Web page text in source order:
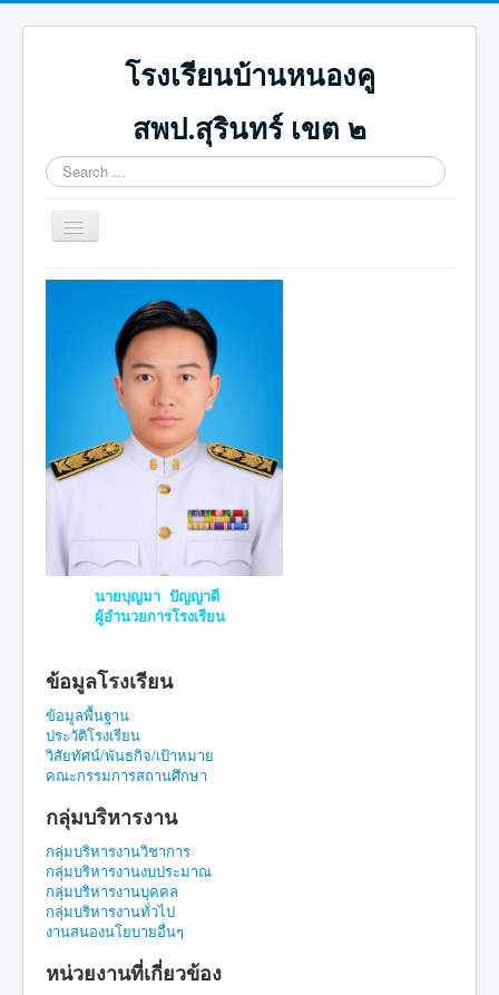
โรงเรียนบ้านหนองคู
สพป.สุรินทร์ เขต ๒
Search
...
Toggle
Navigation
หน้าแรก
ปฏิทินกิจกรรม
ภาพกิจกรรม
ดาวน์โหลด
ติดต่อเรา
นายบุญมา ปัญญาดี
ผู้อำนวยการโรงเรียน
ข้อมูลโรงเรียน
ข้อมูลพื้นฐาน
ประวัติโรงเรียน
วิสัยทัศน์/พันธกิจ/เป้าหมาย
คณะกรรมการสถานศึกษา
กลุ่มบริหารงาน
กลุ่มบริหารงานวิชาการ
กลุ่มบริหารงานงบประมาณ
กลุ่มบริหารงานบุคคล
กลุ่มบริหารงานทั่วไป
งานสนองนโยบายอื่นๆ
หน่วยงานที่เกี่ยวข้อง